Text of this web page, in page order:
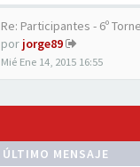
Re: Participantes - 6º
por jorge89
Mié Ene 14, 2015 16:55
ÚLTIMO MENSAJE